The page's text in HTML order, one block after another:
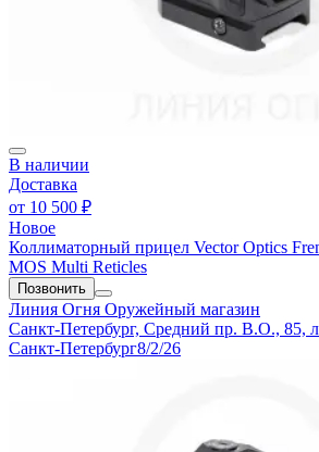
В наличии
Доставка
от 10 500 ₽
Новое
Коллиматорный прицел Vector Optics
MOS Multi Reticles
Позвонить
Линия Огня Оружейный магазин
Санкт-Петербург, Средний пр. В.О., 85,
Санкт-Петербург8/2/26